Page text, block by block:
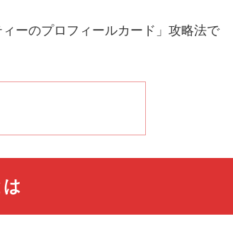
ーのプロフィールカード」攻略法で